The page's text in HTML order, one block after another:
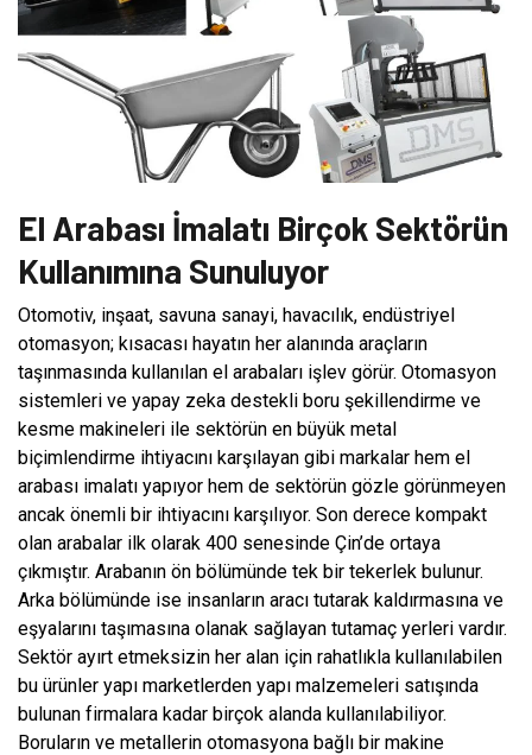
El Arabası İmalatı Birçok Sektörün
Kullanımına Sunuluyor
Otomotiv, inşaat, savuna sanayi, havacılık, endüstriyel
otomasyon; kısacası hayatın her alanında araçların
taşınmasında kullanılan el arabaları işlev görür. Otomasyon
sistemleri ve yapay zeka destekli boru şekillendirme ve
kesme makineleri ile sektörün en büyük metal
biçimlendirme ihtiyacını karşılayan gibi markalar hem el
arabası imalatı yapıyor hem de sektörün gözle görünmeyen
ancak önemli bir ihtiyacını karşılıyor. Son derece kompakt
olan arabalar ilk olarak 400 senesinde Çin’de ortaya
çıkmıştır. Arabanın ön bölümünde tek bir tekerlek bulunur.
Arka bölümünde ise insanların aracı tutarak kaldırmasına ve
eşyalarını taşımasına olanak sağlayan tutamaç yerleri vardır.
Sektör ayırt etmeksizin her alan için rahatlıkla kullanılabilen
bu ürünler yapı marketlerden yapı malzemeleri satışında
bulunan firmalara kadar birçok alanda kullanılabiliyor.
Boruların ve metallerin otomasyona bağlı bir makine